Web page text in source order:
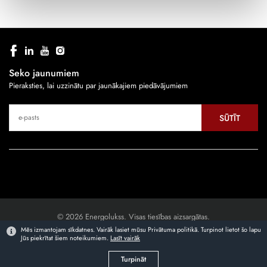
Mēs izmantojam sīkdatnes. Vairāk lasiet mūsu Privātuma politikā. Turpinot lietot šo lapu
Jūs piekrītat šiem noteikumiem.Lasīt vairāk
Turpināt
Seko jaunumiem
Pieraksties, lai uzzinātu par jaunākajiem piedāvājumiem
SŪTĪT
© 2026 Energolukss. Visas tiesības aizsargātas.
Mājaslapas izstrāde